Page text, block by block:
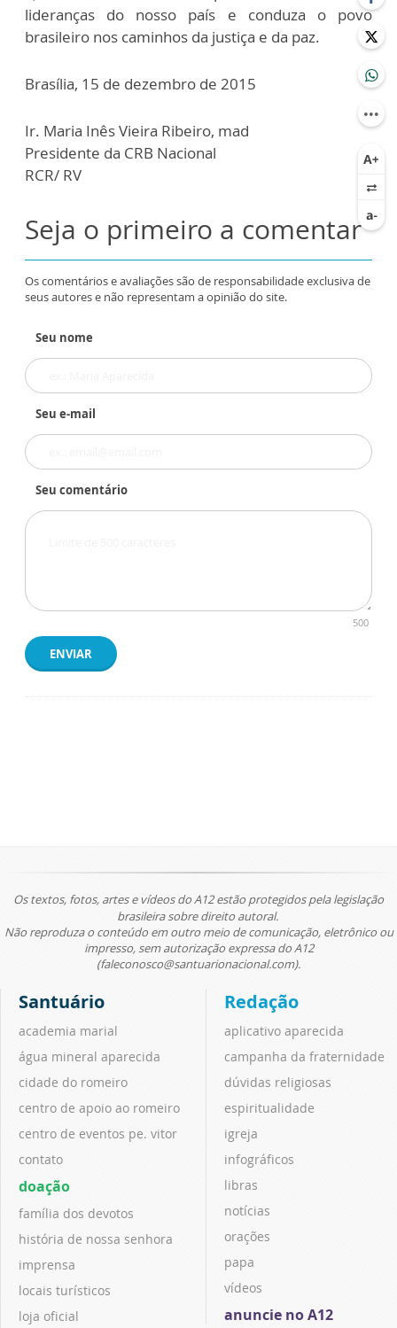
lideranças do nosso país e conduza o povo
brasileiro nos caminhos da justiça e da paz.
Brasília, 15 de dezembro de 2015
Ir. Maria Inês Vieira Ribeiro, mad
Presidente da CRB Nacional
RCR/ RV
Seja o primeiro a comentar
Os comentários e avaliações são de responsabilidade exclusiva de
seus autores e não representam a opinião do site.
Seu nome
Seu e-mail
Seu comentário
500
ENVIAR
Os textos, fotos, artes e vídeos do A12 estão protegidos pela legislação
brasileira sobre direito autoral.
Não reproduza o conteúdo em outro meio de comunicação, eletrônico ou
impresso, sem autorização expressa do A12
(faleconosco@santuarionacional.com).
Santuário
academia marial
água mineral aparecida
cidade do romeiro
centro de apoio ao romeiro
centro de eventos pe. vitor
contato
doação
família dos devotos
história de nossa senhora
imprensa
locais turísticos
loja oficial
Redação
aplicativo aparecida
campanha da fraternidade
dúvidas religiosas
espiritualidade
igreja
infográficos
libras
notícias
orações
papa
vídeos
anuncie no A12